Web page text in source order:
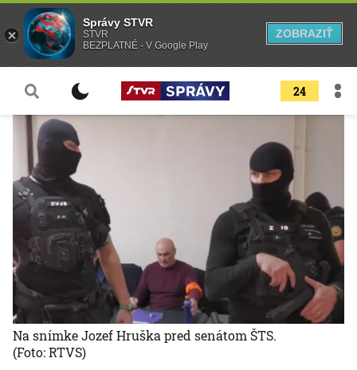
24
Na snímke Jozef Hruška pred senátom ŠTS.
(Foto: RTVS)
Správy STVR
STVR
BEZPLATNÉ - V Google Play
ZOBRAZIŤ